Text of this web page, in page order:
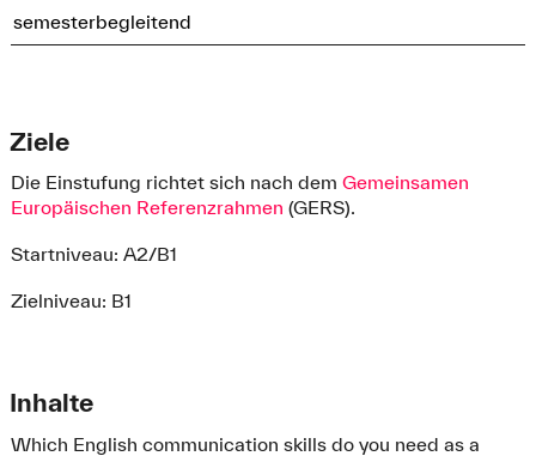
semesterbegleitend
Ziele
Die Einstufung richtet sich nach dem Gemeinsamen
Europäischen Referenzrahmen (GERS).
Startniveau: A2/B1
Zielniveau: B1
Inhalte
Which English communication skills do you need as a